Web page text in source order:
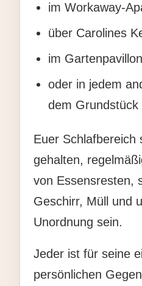
im Workaway-
über Carolines
im Gartenpavillon
oder in jedem
dem Grundstück
Euer Schlafbereich
gehalten,
von Essensresten,
Geschirr, Müll und
Unordnung sein.
Jeder ist für seine
persönlichen